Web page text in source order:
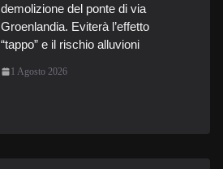
demolizione del ponte di via
Groenlandia. Eviterà l’effetto
“tappo” e il rischio alluvioni
1 Agosto 2026